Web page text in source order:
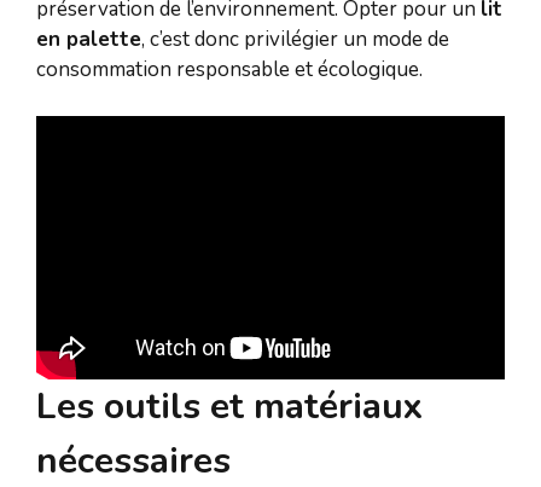
préservation de l’environnement. Opter pour un lit
en palette, c’est donc privilégier un mode de
consommation responsable et écologique.
Les outils et matériaux
nécessaires